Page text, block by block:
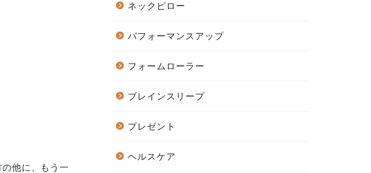
他に、もう一
ネックピロー
パフォーマンスアップ
フォームローラー
ブレインスリープ
プレゼント
ヘルスケア